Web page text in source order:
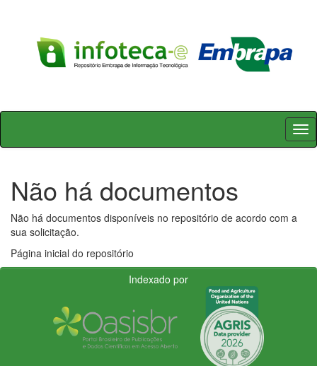
Skip
Não há documentos
Não há documentos disponíveis no repositório de acordo com a
sua solicitação.
Página inicial do repositório
Indexado por